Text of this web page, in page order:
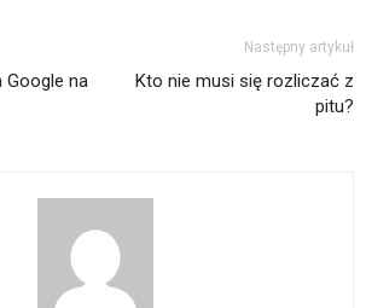
Google na
Następny artykuł
Kto nie musi się rozliczać z
pitu?